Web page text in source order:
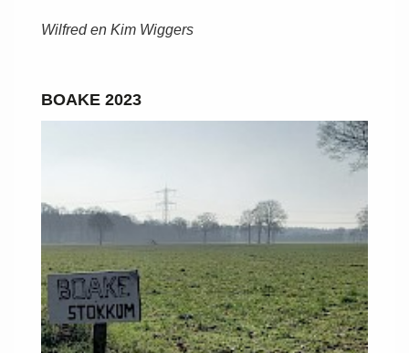
Wilfred en Kim Wiggers
BOAKE 2023